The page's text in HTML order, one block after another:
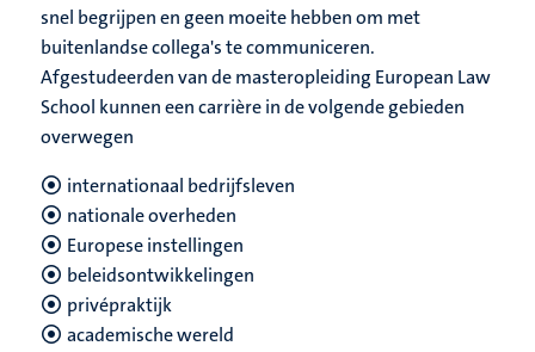
snel begrijpen en geen moeite hebben om met
buitenlandse collega's te communiceren.
Afgestudeerden van de masteropleiding European Law
School kunnen een carrière in de volgende gebieden
overwegen
internationaal bedrijfsleven
nationale overheden
Europese instellingen
beleidsontwikkelingen
privépraktijk
academische wereld